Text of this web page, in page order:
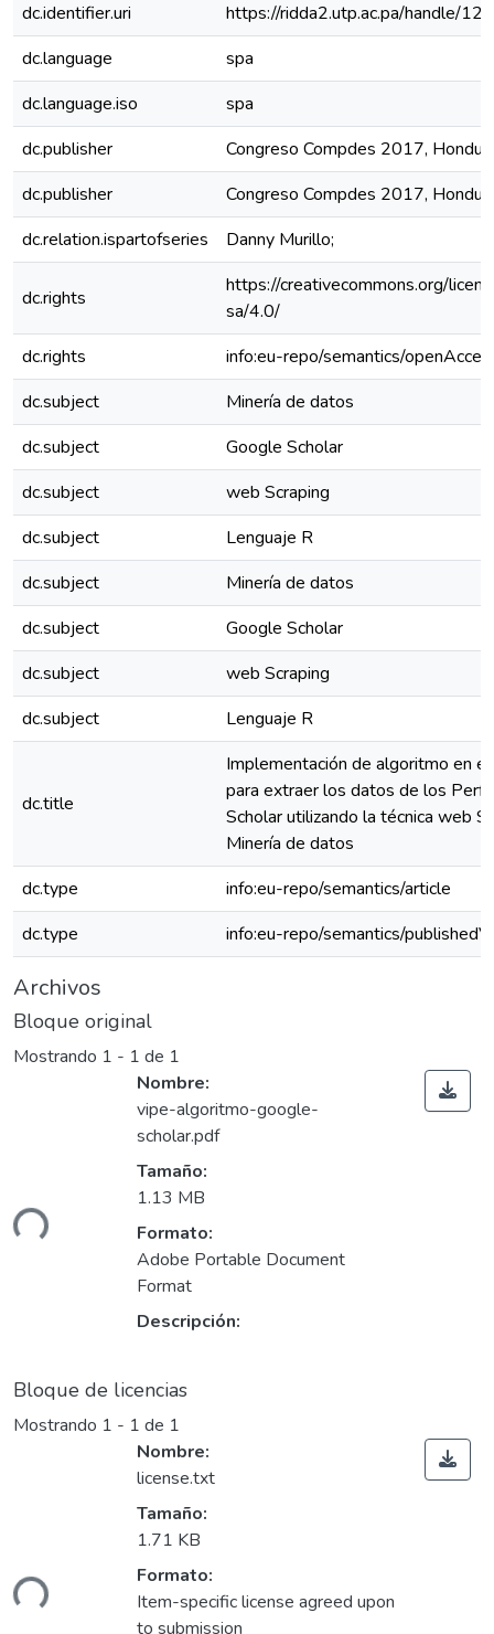
dc.identifier.uri
https://ridda2.utp.ac.pa/handle/
dc.language
spa
dc.language.iso
spa
dc.publisher
Congreso Compdes 2017,
dc.publisher
Congreso Compdes 2017,
dc.relation.ispartofseries
Danny Murillo;
dc.rights
https://creativecommons.org/
sa/4.0/
dc.rights
info:eu-repo/semantics/
dc.subject
Minería de datos
dc.subject
Google Scholar
dc.subject
web Scraping
dc.subject
Lenguaje R
dc.subject
Minería de datos
dc.subject
Google Scholar
dc.subject
web Scraping
dc.subject
Lenguaje R
dc.title
Implementación de algoritmo en
para extraer los datos de los
Scholar utilizando la técnica web
Minería de datos
dc.type
info:eu-repo/semantics/article
dc.type
info:eu-repo/semantics/
Archivos
Bloque original
Mostrando 1 - 1 de 1
Nombre:
vipe-algoritmo-google-
scholar.pdf
Tamaño:
1.13 MB
Formato:
Adobe Portable Document
Format
Descripción:
Bloque de licencias
Mostrando 1 - 1 de 1
Nombre:
license.txt
Tamaño:
1.71 KB
Formato:
Item-specific license agreed upon
to submission